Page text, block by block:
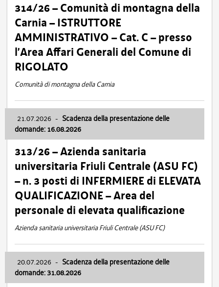
314/26 – Comunità di montagna della
Carnia – ISTRUTTORE
AMMINISTRATIVO – Cat. C – presso
l’Area Affari Generali del Comune di
RIGOLATO
Comunità di montagna della Carnia
21.07.2026 - Scadenza della presentazione delle
domande: 16.08.2026
313/26 – Azienda sanitaria
universitaria Friuli Centrale (ASU FC)
– n. 3 posti di INFERMIERE di ELEVATA
QUALIFICAZIONE – Area del
personale di elevata qualificazione
Azienda sanitaria universitaria Friuli Centrale (ASU FC)
20.07.2026 - Scadenza della presentazione delle
domande: 31.08.2026